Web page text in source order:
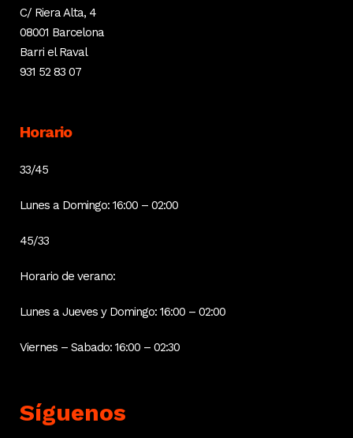
C/ Riera Alta, 4
08001 Barcelona
Barri el Raval
931 52 83 07
Horario
33/45
Lunes a Domingo: 16:00 – 02:00
45/33
Horario de verano:
Lunes a Jueves y Domingo: 16:00 – 02:00
Viernes – Sabado: 16:00 – 02:30
Síguenos